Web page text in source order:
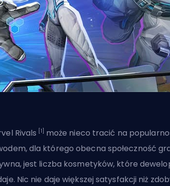
Rivals [1]
może nieco tracić na
dla którego obecna społeczność
jest liczba kosmetyków, które
Nic nie daje większej satysfakcji niż